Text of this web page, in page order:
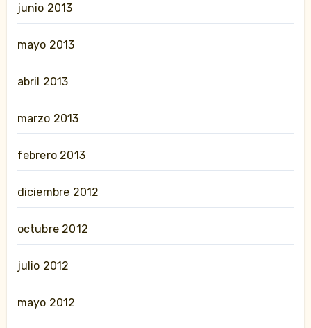
junio 2013
mayo 2013
abril 2013
marzo 2013
febrero 2013
diciembre 2012
octubre 2012
julio 2012
mayo 2012